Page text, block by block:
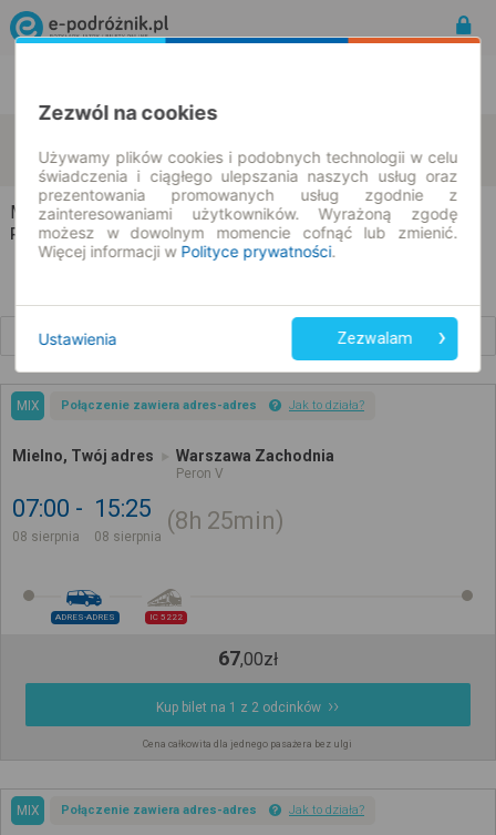
08.08.2026 | -- : --
zmień kryteria
Mielno → Warszawa
Rozkład jazdy i bilety
MIX Połączenie zawiera adres-adres Jak to działa?
Mielno, Twój adres Warszawa Zachodnia
Peron V
07:00
08 sierpnia
15:25
08 sierpnia
8h 25min
ADRES-ADRES IC 5222
67,00zł
Kup bilet na 1 z 2 odcinków
Cena całkowita dla jednego pasażera bez ulgi
MIX Połączenie zawiera adres-adres Jak to działa?
Zezwól na cookies
Używamy plików cookies i podobnych technologii w celu
świadczenia i ciągłego ulepszania naszych usług oraz
prezentowania promowanych usług zgodnie z
zainteresowaniami użytkowników. Wyrażoną zgodę
możesz w dowolnym momencie cofnąć lub zmienić.
Więcej informacji w Polityce prywatności.
Ustawienia Zezwalam